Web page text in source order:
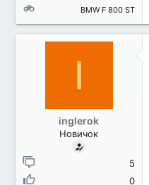
BMW F 800 ST
I
inglerok
Новичок
5
0